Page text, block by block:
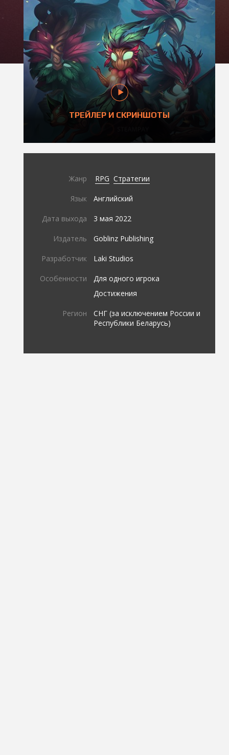
ТРЕЙЛЕР И СКРИНШОТЫ
Жанр RPG Стратегии
Язык Английский
Дата выхода 3 мая 2022
Издатель Goblinz Publishing
Разработчик Laki Studios
Особенности
Для одного игрока
Достижения
Регион
СНГ (за исключением России и
Республики Беларусь)